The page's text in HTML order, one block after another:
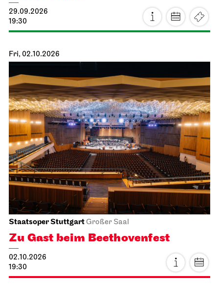
29.09.2026
19:30
Fri, 02.10.2026
Staatsoper StuttgartGroßer Saal
Zu Gast beim Beethovenfest
02.10.2026
19:30